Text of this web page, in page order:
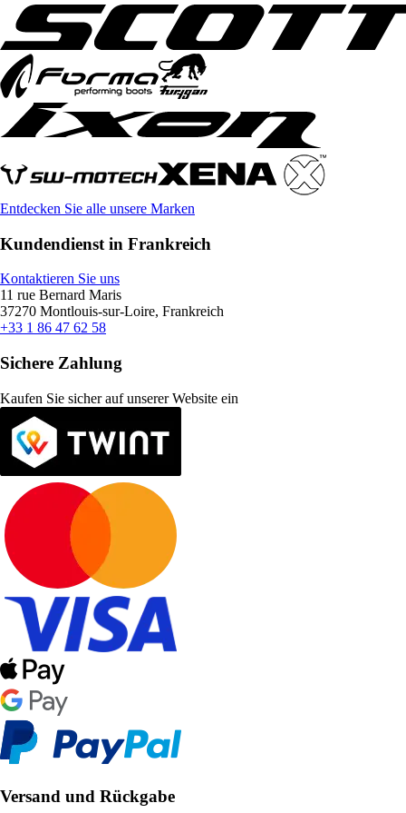
Entdecken Sie alle unsere Marken
Kundendienst in Frankreich
Kontaktieren Sie uns
11 rue Bernard Maris
37270 Montlouis-sur-Loire, Frankreich
+33 1 86 47 62 58
Sichere Zahlung
Kaufen Sie sicher auf unserer Website ein
Versand und Rückgabe